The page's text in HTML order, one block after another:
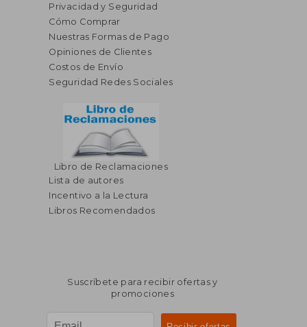
Privacidad y Seguridad
Cómo Comprar
Nuestras Formas de Pago
Opiniones de Clientes
Costos de Envío
Seguridad Redes Sociales
Libro de Reclamaciones
Lista de autores
Incentivo a la Lectura
Libros Recomendados
Suscríbete para recibir ofertas y
promociones